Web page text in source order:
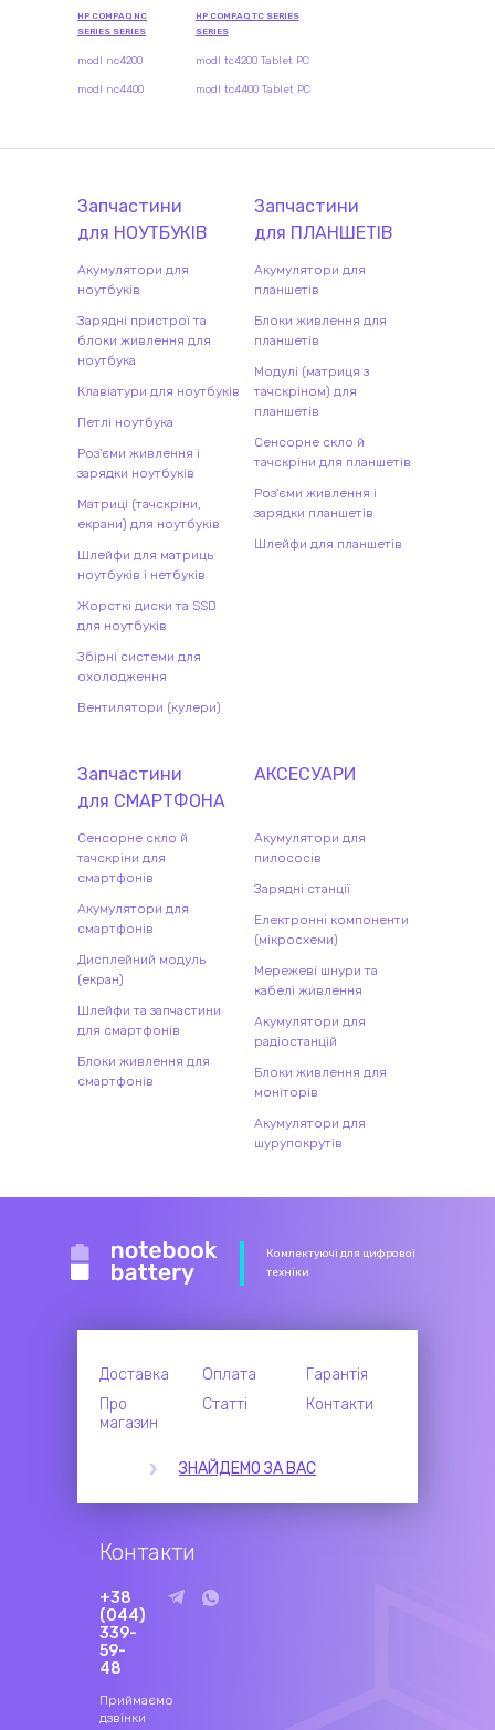
HP COMPAQ NC
SERIES SERIES
modl nc4200
modl nc4400
HP COMPAQ TC SERIES
SERIES
modl tc4200 Tablet PC
modl tc4400 Tablet PC
Запчастини
для НОУТБУКІВ
Акумулятори для
ноутбуків
Зарядні пристрої та
блоки живлення для
ноутбука
Клавіатури для ноутбуків
Петлі ноутбука
Роз'єми живлення і
зарядки ноутбуків
Матриці (тачскріни,
екрани) для ноутбуків
Шлейфи для матриць
ноутбуків і нетбуків
Жорсткі диски та SSD
для ноутбуків
Збірні системи для
охолодження
Вентилятори (кулери)
Запчастини
для ПЛАНШЕТІВ
Акумулятори для
планшетів
Блоки живлення для
планшетів
Модулі (матриця з
тачскріном) для
планшетів
Сенсорне скло й
тачскріни для планшетів
Роз'єми живлення і
зарядки планшетів
Шлейфи для планшетів
Запчастини
для СМАРТФОНА
Сенсорне скло й
тачскріни для
смартфонів
Акумулятори для
смартфонів
Дисплейний модуль
(екран)
Шлейфи та запчастини
для смартфонів
Блоки живлення для
смартфонів
АКСЕСУАРИ
Акумулятори для
пилососів
Зарядні станції
Електронні компоненти
(мікросхеми)
Мережеві шнури та
кабелі живлення
Акумулятори для
радіостанцій
Блоки живлення для
моніторів
Акумулятори для
шурупокрутів
Комлектуючі для цифрової
техніки
Доставка Оплата
Гарантія
Про
магазин
Статті Контакти
ЗНАЙДЕМО ЗА ВАС
Контакти
+38
(044)
339-
59-
48
Приймаємо
дзвінки